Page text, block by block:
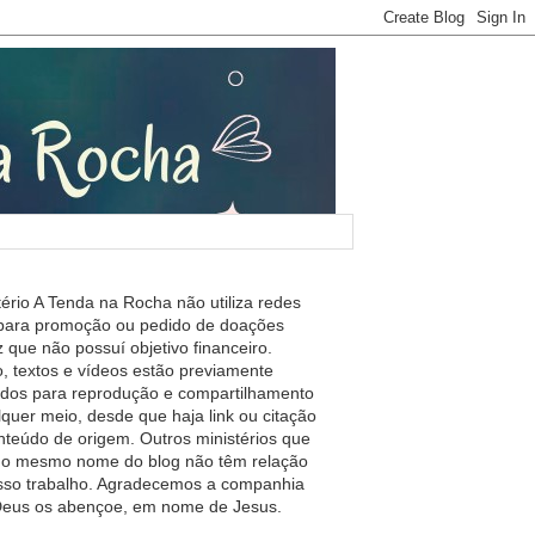
A Tenda na Rocha não utiliza redes
promoção ou pedido de doações
que não possuí objetivo financeiro.
textos e vídeos estão previamente
para reprodução e compartilhamento
meio, desde que haja link ou citação
de origem. Outros ministérios que
mesmo nome do blog não têm relação
trabalho. Agradecemos a companhia
os abençoe, em nome de Jesus.